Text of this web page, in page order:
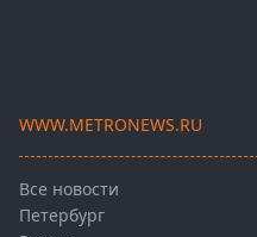
WWW.METRONEWS.RU
Все новости
Петербург